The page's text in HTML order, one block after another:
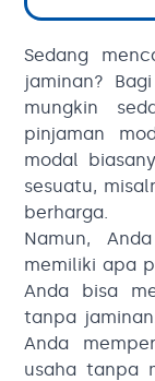
Sedang
jaminan?
mungkin
pinjaman
modal
sesuatu,
berharga.
Namun,
memiliki apa
Anda bisa
tanpa
Anda
usaha tanpa